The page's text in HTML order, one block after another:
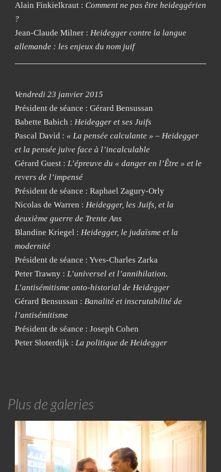
Alain Finkielkraut : Comment ne pas être heideggérien
?
Jean-Claude Milner : Heidegger contre la langue
allemande : les enjeux du nom juif
Vendredi 23 janvier 2015
Président de séance : Gérard Bensussan
Babette Babich : Heidegger et ses Juifs
Pascal David : « La pensée calculante » – Heidegger
et la pensée juive face à l’incalculable
Gérard Guest : L’épreuve du « danger en l’Être » et le
revers de l’impensé
Président de séance : Raphael Zagury-Orly
Nicolas de Warren : Heidegger, les Juifs, et la
deuxième guerre de Trente Ans
Blandine Kriegel : Heidegger, le judaïsme et la
modernité
Président de séance : Yves-Charles Zarka
Peter Trawny : L’universel et l’annihilation.
L’antisémitisme onto-historial de Heidegger
Gérard Bensussan : Banalité et inscrutabilité de
l’antisémitisme
Président de séance : Joseph Cohen
Peter Sloterdijk : La politique de Heidegger
Plus de galeries